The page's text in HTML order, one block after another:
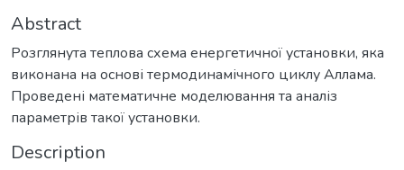
Abstract
Розглянута теплова схема енергетичної установки, яка
виконана на основі термодинамічного циклу Аллама.
Проведені математичне моделювання та аналіз
параметрів такої установки.
Description